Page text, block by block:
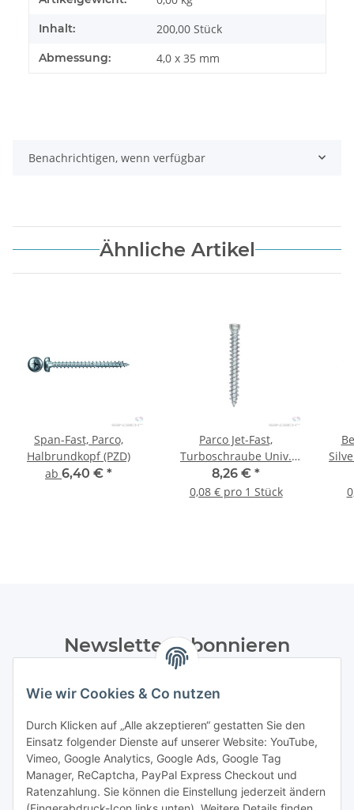
Wie wir Cookies & Co nutzen
Durch Klicken auf „Alle akzeptieren“ gestatten Sie den
Einsatz folgender Dienste auf unserer Website: YouTube,
Vimeo, Google Analytics, Google Ads, Google Tag
Manager, ReCaptcha, PayPal Express Checkout und
Ratenzahlung. Sie können die Einstellung jederzeit ändern
Inhalt: 200,00 Stück
Abmessung: 4,0 x 35 mm
Benachrichtigen, wenn verfügbar
Ähnliche Artikel
Span-Fast, Parco,
Halbrundkopf (PZD)
ab 6,40 € *
Parco Jet-Fast,
Turboschraube Univ.
Maxx, TX30 - 100 Stk.
8,26 € *
0,08 € pro 1 Stück
Newsletter Abonnieren
Datenschutzerklärungregelmäßig und jederzeit widerruflich
Abonnieren
Informationen